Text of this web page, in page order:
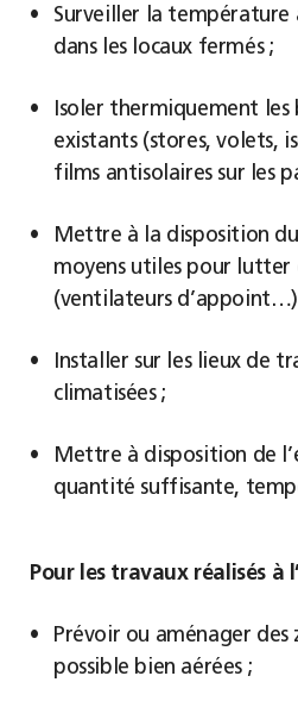
Surveiller la
dans les locaux fermés ;
Isoler thermiquement
existants (stores, volets,
films antisolaires sur les
Mettre à la disposition
moyens utiles pour lutter
(ventilateurs
Installer sur les lieux de
climatisées ;
Mettre à disposition de
quantité suffisante,
Pour les travaux réalisés à
Prévoir ou aménager des
possible bien aérées ;